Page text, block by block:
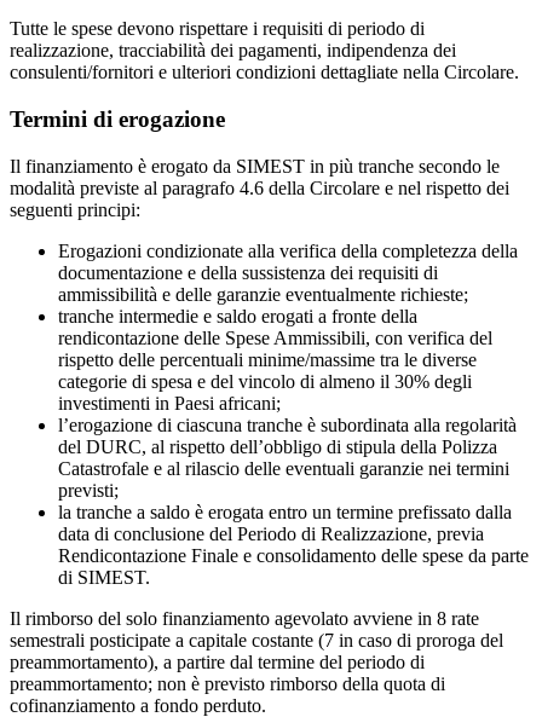
Tutte le spese devono rispettare i requisiti di periodo di
realizzazione, tracciabilità dei pagamenti, indipendenza dei
consulenti/fornitori e ulteriori condizioni dettagliate nella Circolare.
Termini di erogazione
Il finanziamento è erogato da SIMEST in più tranche secondo le
modalità previste al paragrafo 4.6 della Circolare e nel rispetto dei
seguenti principi:
Erogazioni condizionate alla verifica della completezza della
documentazione e della sussistenza dei requisiti di
ammissibilità e delle garanzie eventualmente richieste;
tranche intermedie e saldo erogati a fronte della
rendicontazione delle Spese Ammissibili, con verifica del
rispetto delle percentuali minime/massime tra le diverse
categorie di spesa e del vincolo di almeno il 30% degli
investimenti in Paesi africani;
l’erogazione di ciascuna tranche è subordinata alla regolarità
del DURC, al rispetto dell’obbligo di stipula della Polizza
Catastrofale e al rilascio delle eventuali garanzie nei termini
previsti;
la tranche a saldo è erogata entro un termine prefissato dalla
data di conclusione del Periodo di Realizzazione, previa
Rendicontazione Finale e consolidamento delle spese da parte
di SIMEST.
Il rimborso del solo finanziamento agevolato avviene in 8 rate
semestrali posticipate a capitale costante (7 in caso di proroga del
preammortamento), a partire dal termine del periodo di
preammortamento; non è previsto rimborso della quota di
cofinanziamento a fondo perduto.